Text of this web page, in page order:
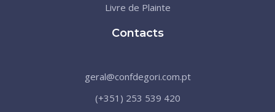
Livre de Plainte
Contacts
geral@confdegori.com.pt
(+351) 253 539 420